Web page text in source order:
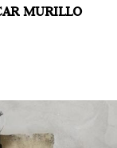
MURILLO